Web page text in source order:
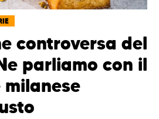
controversa del
parliamo con il